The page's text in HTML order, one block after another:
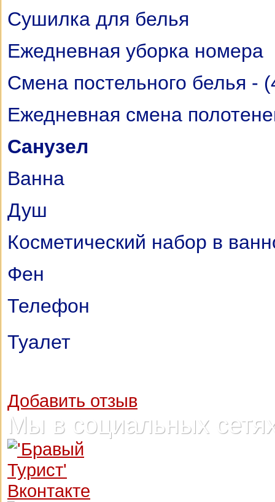
Сушилка для белья
Ежедневная уборка номера
Cмена постельного белья -
Ежедневная смена
Санузел
Ванна
Душ
Косметический набор в
Фен
Телефон
Туалет
Добавить отзыв
Мы в социальных